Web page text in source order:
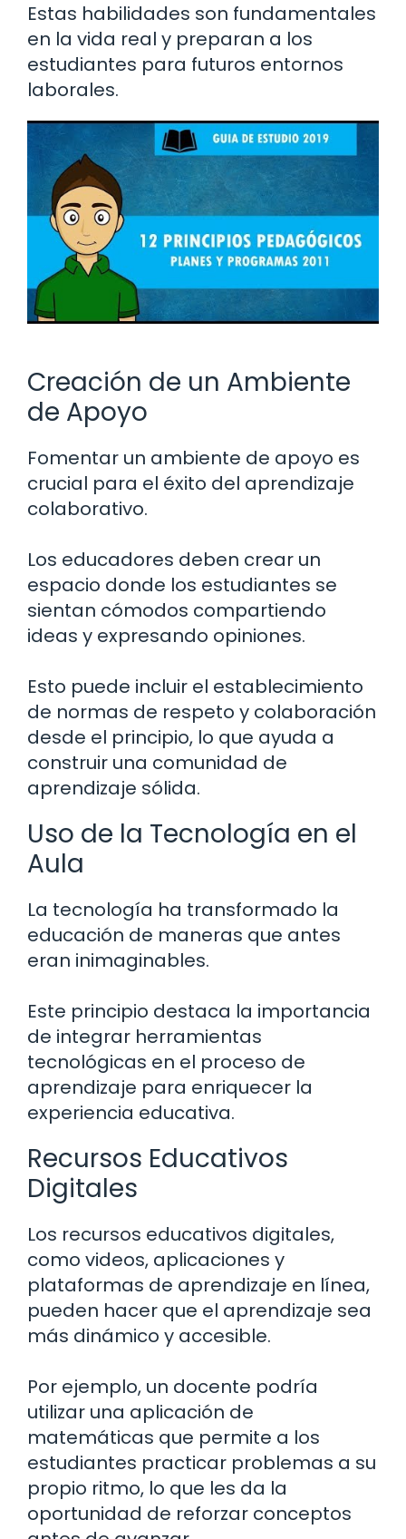
Estas habilidades son fundamentales
en la vida real y preparan a los
estudiantes para futuros entornos
laborales.
Creación de un Ambiente
de Apoyo
Fomentar un ambiente de apoyo es
crucial para el éxito del aprendizaje
colaborativo.
Los educadores deben crear un
espacio donde los estudiantes se
sientan cómodos compartiendo
ideas y expresando opiniones.
Esto puede incluir el establecimiento
de normas de respeto y colaboración
desde el principio, lo que ayuda a
construir una comunidad de
aprendizaje sólida.
Uso de la Tecnología en el
Aula
La tecnología ha transformado la
educación de maneras que antes
eran inimaginables.
Este principio destaca la importancia
de integrar herramientas
tecnológicas en el proceso de
aprendizaje para enriquecer la
experiencia educativa.
Recursos Educativos
Digitales
Los recursos educativos digitales,
como videos, aplicaciones y
plataformas de aprendizaje en línea,
pueden hacer que el aprendizaje sea
más dinámico y accesible.
Por ejemplo, un docente podría
utilizar una aplicación de
matemáticas que permite a los
estudiantes practicar problemas a su
propio ritmo, lo que les da la
oportunidad de reforzar conceptos